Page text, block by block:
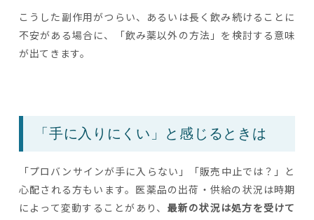
こうした副作用がつらい、あるいは長く飲み続けることに
不安がある場合に、「飲み薬以外の方法」を検討する意味
が出てきます。
「手に入りにくい」と感じるときは
「プロバンサインが手に入らない」「販売中止では？」と
心配される方もいます。医薬品の出荷・供給の状況は時期
によって変動することがあり、 最新の状況は処方を受けて